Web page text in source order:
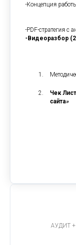
-Концепция
-PDF-стратегия с
-Видеоразбор
Чек Лист
сайта»
АУДИТ